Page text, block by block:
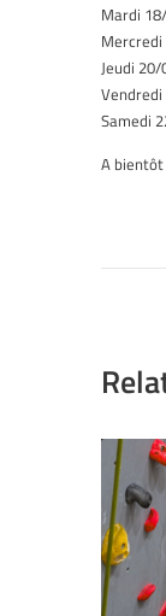
Mardi
Jeudi
Samedi
A bientôt